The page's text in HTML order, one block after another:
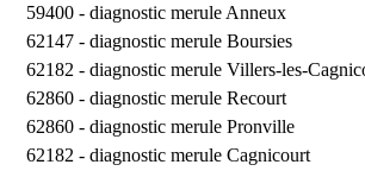
59400 - diagnostic merule Anneux
62147 - diagnostic merule Boursies
62182 - diagnostic merule Villers-les-
62860 - diagnostic merule Recourt
62860 - diagnostic merule Pronville
62182 - diagnostic merule Cagnicourt